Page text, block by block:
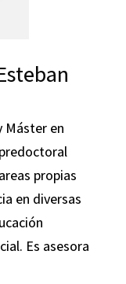
Máster en
propias
en diversas
Es asesora